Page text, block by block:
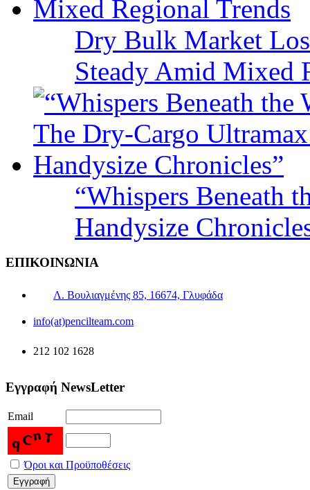
Dry Bulk Market
Steady Amid Mixed
“Whispers Beneath
Handysize
ΕΠΙΚΟΙΝΩΝΙΑ
Λ. Βουλιαγμένης 85, 16674, Γλυφάδα
info(at)pencilteam.com
212 102 1628
Εγγραφή NewsLetter
Email
Όροι και Προϋποθέσεις